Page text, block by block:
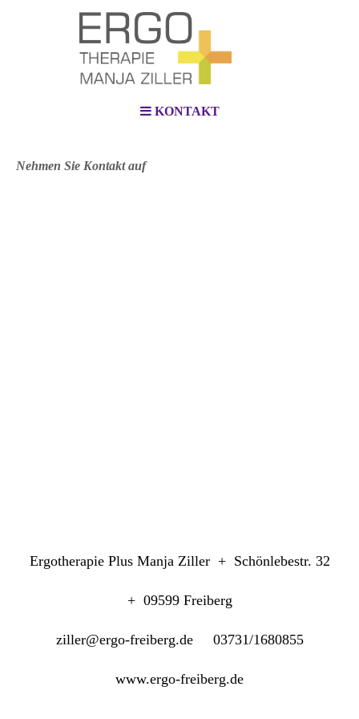
KONTAKT
Nehmen Sie Kontakt auf
Ergotherapie Plus Manja Ziller + Schönlebestr. 32
+ 09599 Freiberg
ziller@ergo-freiberg.de 03731/1680855
www.ergo-freiberg.de